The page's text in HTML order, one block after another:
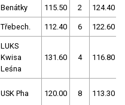
Benátky 115.50 2 124.40
Třebech. 112.40 6 122.60
LUKS
Kwisa
Leśna
131.60 4 116.80
USK Pha 120.00 8 113.30